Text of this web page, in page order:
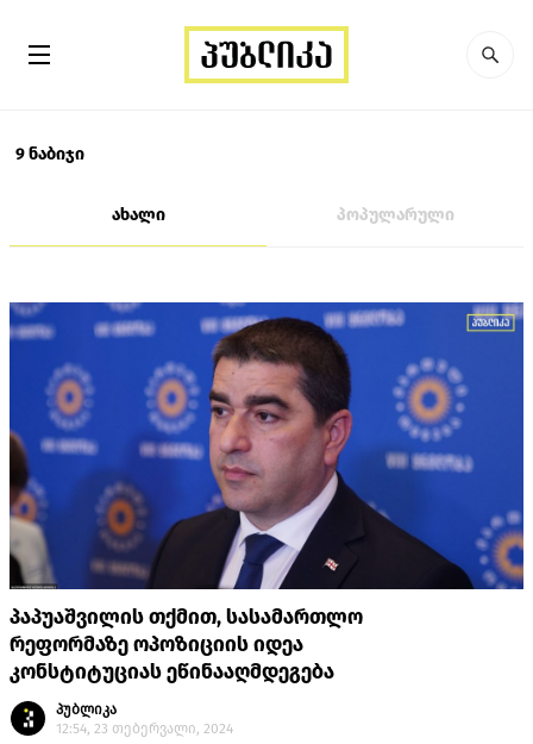
9 ნაბიჯი
ახალი პოპულარული
პაპუაშვილის თქმით, სასამართლო
რეფორმაზე ოპოზიციის იდეა
კონსტიტუციას ეწინააღმდეგება
პუბლიკა
12:54, 23 თებერვალი, 2024